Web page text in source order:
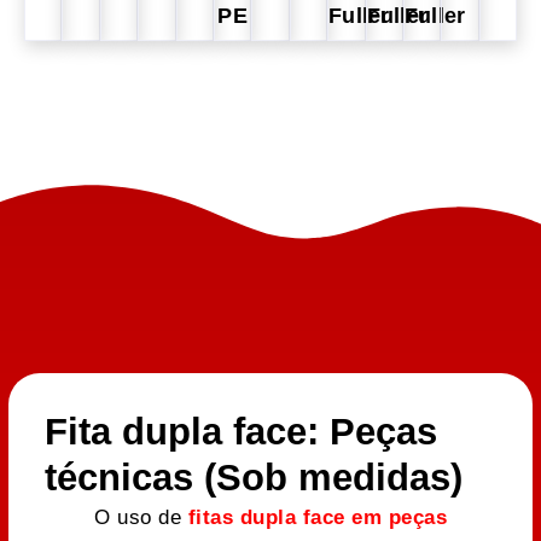
PE
FullerFullerFuller
Fita dupla face: Peças
técnicas (Sob medidas)
O uso de fitas dupla face em peças